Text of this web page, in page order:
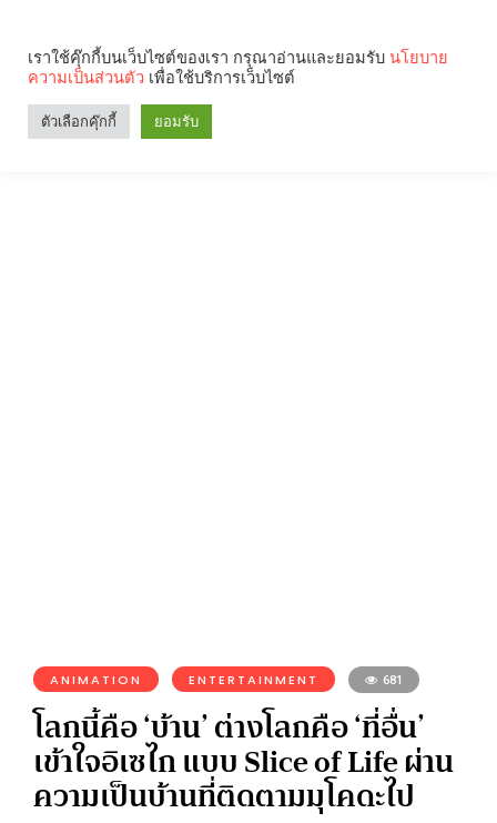
ANIMATION ENTERTAINMENT 681
โลกนี้คือ ‘บ้าน’ ต่างโลกคือ ‘ที่อื่น’
เข้าใจอิเซไก แบบ Slice of Life ผ่าน
ความเป็นบ้านที่ติดตามมุโคดะไป
เราใช้คุ๊กกี้บนเว็บไซต์ของเรา กรุณาอ่านและยอมรับ นโยบาย
ความเป็นส่วนตัว เพื่อใช้บริการเว็บไซต์
ตัวเลือกคุ๊กกี้ ยอมรับ